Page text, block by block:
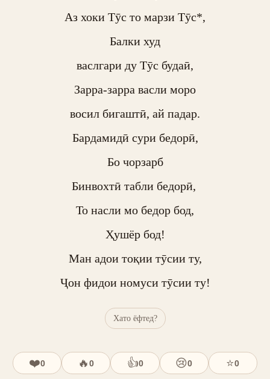
Аз хоки Тӯс то марзи Тӯс*,
Балки худ
васлгари ду Тӯс будаӣ,
Зарра-зарра васли моро
восил бигаштӣ, ай падар.
Бардамидӣ сури бедорӣ,
Бо чорзарб
Бинвохтӣ табли бедорӣ,
То насли мо бедор бод,
Ҳушёр бод!
Ман адои тоқии тӯсии ту,
Ҷон фидои номуси тӯсии ту!
Хато ёфтед?
❤️0 🔥0 👍0 😢0 ⭐0